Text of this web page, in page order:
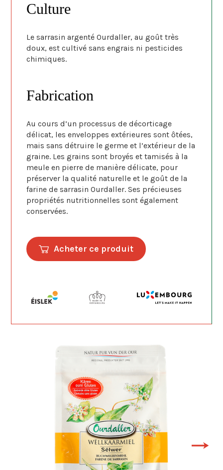
Culture
Le sarrasin argenté Ourdaller, au goût très
doux, est cultivé sans engrais ni pesticides
chimiques.
Fabrication
Au cours d’un processus de décorticage
délicat, les enveloppes extérieures sont ôtées,
mais sans détruire le germe et l’extérieur de la
graine. Les grains sont broyés et tamisés à la
meule en pierre de manière délicate, pour
préserver la qualité naturelle et le goût de la
farine de sarrasin Ourdaller. Ses précieuses
propriétés nutritionnelles sont également
conservées.
Acheter ce produit